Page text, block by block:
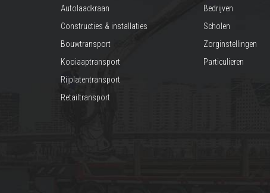
Autolaadkraan
Constructies & installaties
Bouwtransport
Kooiaaptransport
Rijplatentransport
Retailtransport
Bedrijven
Scholen
Zorginstellingen
Particulieren